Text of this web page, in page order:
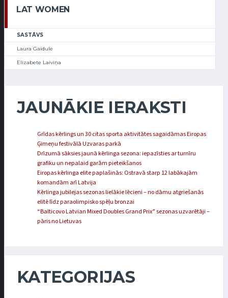
LAT WOMEN
SASTĀVS
Laura Gaidule
Elizabete Laiviņa
JAUNĀKIE IERAKSTI
Grīdas kērlings un 30 citas sporta aktivitātes sagaidāmas Eiropas
Ģimeņu festivālā Uzvaras parkā
Drīzumā sāksies jaunā kērlinga sezona: iepazīsties ar turnīru
grafiku un nepalaid garām pieteikšanos
Eiropas kērlinga elite paplašinās: Ostravā starp 12 labākajām
komandām arī Latvija
Kērlinga jubilejas sezonas lielākie lēcieni – no dāmu atgriešanās
elitē līdz paraolimpisko spēļu bronzai
“Balticovo Latvian Mixed Doubles Grand Prix” sezonas uzvarētāji –
pāris no Lietuvas
KATEGORIJAS